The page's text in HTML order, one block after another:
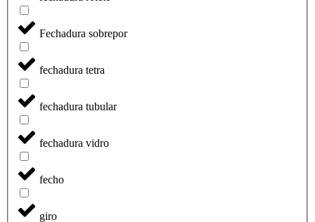
Fechadura sobrepor
fechadura tetra
fechadura tubular
fechadura vidro
fecho
giro